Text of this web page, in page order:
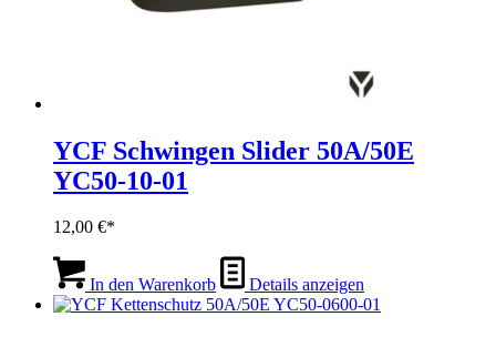
der
YCF Schwingen Slider 50A/50E
YC50-10-01
12,00 €
In den Warenkorb Details anzeigen